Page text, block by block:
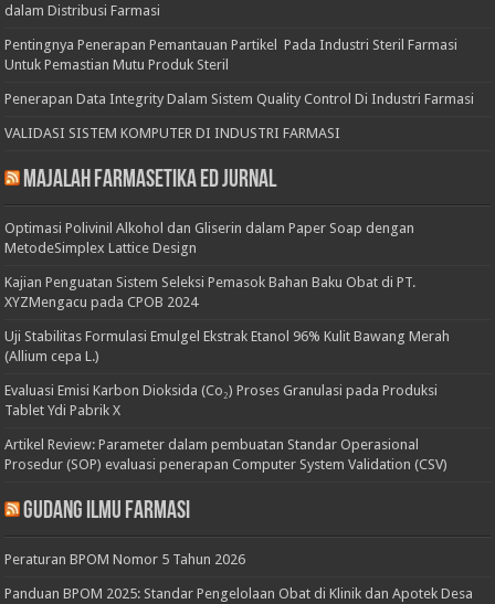
dalam Distribusi Farmasi
Pentingnya Penerapan Pemantauan Partikel Pada Industri Steril Farmasi
Untuk Pemastian Mutu Produk Steril
Penerapan Data Integrity Dalam Sistem Quality Control Di Industri Farmasi
VALIDASI SISTEM KOMPUTER DI INDUSTRI FARMASI
Majalah Farmasetika Ed Jurnal
Optimasi Polivinil Alkohol dan Gliserin dalam Paper Soap dengan
MetodeSimplex Lattice Design
Kajian Penguatan Sistem Seleksi Pemasok Bahan Baku Obat di PT.
XYZMengacu pada CPOB 2024
Uji Stabilitas Formulasi Emulgel Ekstrak Etanol 96% Kulit Bawang Merah
(Allium cepa L.)
Evaluasi Emisi Karbon Dioksida (Co₂) Proses Granulasi pada Produksi
Tablet Ydi Pabrik X
Artikel Review: Parameter dalam pembuatan Standar Operasional
Prosedur (SOP) evaluasi penerapan Computer System Validation (CSV)
Gudang Ilmu Farmasi
Peraturan BPOM Nomor 5 Tahun 2026
Panduan BPOM 2025: Standar Pengelolaan Obat di Klinik dan Apotek Desa